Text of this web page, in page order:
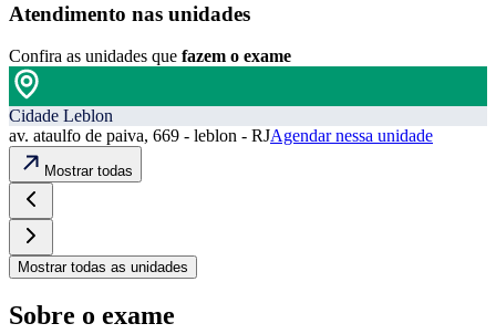
Atendimento nas unidades
Confira as unidades que fazem o exame
Cidade Leblon
av. ataulfo de paiva, 669 - leblon - RJAgendar nessa unidade
Mostrar todas
Mostrar todas as unidades
Sobre o exame